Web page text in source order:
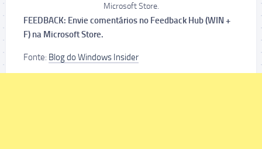
Microsoft Store.
FEEDBACK: Envie comentários no Feedback Hub (WIN +
F) na Microsoft Store.
Fonte: Blog do Windows Insider